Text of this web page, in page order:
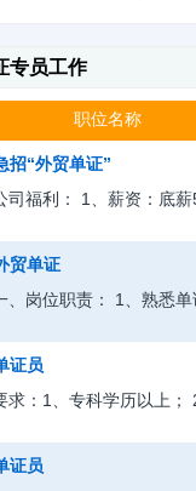
专员工作
职位名称
招“外贸单证”
司福利： 1、薪资：底
贸单证
、岗位职责： 1、熟悉
证员
求：1、专科学历以上；
证员